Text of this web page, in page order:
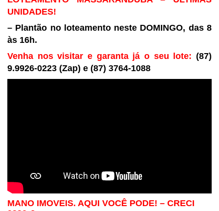
UNIDADES!
– Plantão no loteamento neste DOMINGO, das 8
às 16h.
Venha nos visitar e garanta já o seu lote: (87)
9.9926-0223 (Zap) e (87) 3764-1088
MANO IMOVEIS. AQUI VOCÊ PODE! – CRECI